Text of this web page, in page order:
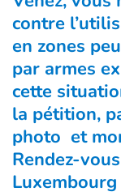
contre
en zones
par armes
cette
la pétition,
photo et
Rendez-